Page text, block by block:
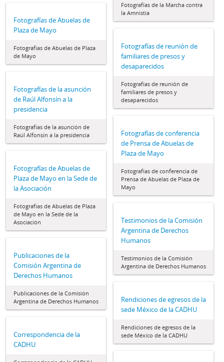
Fotografías de la Marcha contra
la Amnistía
Fotografías de Abuelas de
Plaza de Mayo
Fotografías de Abuelas de Plaza
de Mayo
Fotografías de reunión de
familiares de presos y
desaparecidos
Fotografías de reunión de
familiares de presos y
desaparecidos
Fotografías de la asunción
de Raúl Alfonsín a la
presidencia
Fotografías de la asunción de
Raúl Alfonsín a la presidencia
Fotografías de conferencia
de Prensa de Abuelas de
Plaza de Mayo
Fotografías de conferencia de
Prensa de Abuelas de Plaza de
Mayo
Fotografías de Abuelas de
Plaza de Mayo en la Sede de
la Asociación
Fotografías de Abuelas de Plaza
de Mayo en la Sede de la
Asociación
Testimonios de la Comisión
Argentina de Derechos
Humanos
Testimonios de la Comisión
Argentina de Derechos Humanos
Publicaciones de la
Comisión Argentina de
Derechos Humanos
Publicaciones de la Comisión
Argentina de Derechos Humanos
Rendiciones de egresos de la
sede México de la CADHU
Rendiciones de egresos de la
sede México de la CADHU
Correspondencia de la
CADHU